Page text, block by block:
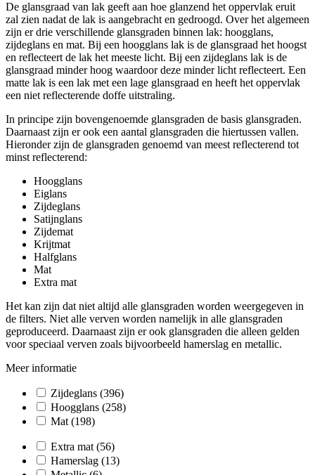
De glansgraad van lak geeft aan hoe glanzend het oppervlak eruit
zal zien nadat de lak is aangebracht en gedroogd. Over het algemeen
zijn er drie verschillende glansgraden binnen lak: hoogglans,
zijdeglans en mat. Bij een hoogglans lak is de glansgraad het hoogst
en reflecteert de lak het meeste licht. Bij een zijdeglans lak is de
glansgraad minder hoog waardoor deze minder licht reflecteert. Een
matte lak is een lak met een lage glansgraad en heeft het oppervlak
een niet reflecterende doffe uitstraling.
In principe zijn bovengenoemde glansgraden de basis glansgraden.
Daarnaast zijn er ook een aantal glansgraden die hiertussen vallen.
Hieronder zijn de glansgraden genoemd van meest reflecterend tot
minst reflecterend:
Hoogglans
Eiglans
Zijdeglans
Satijnglans
Zijdemat
Krijtmat
Halfglans
Mat
Extra mat
Het kan zijn dat niet altijd alle glansgraden worden weergegeven in
de filters. Niet alle verven worden namelijk in alle glansgraden
geproduceerd. Daarnaast zijn er ook glansgraden die alleen gelden
voor speciaal verven zoals bijvoorbeeld hamerslag en metallic.
Meer informatie
Zijdeglans (396)
Hoogglans (258)
Mat (198)
Extra mat (56)
Hamerslag (13)